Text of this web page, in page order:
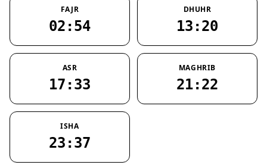
FAJR
02:54
DHUHR
13:20
ASR
17:33
MAGHRIB
21:22
ISHA
23:37